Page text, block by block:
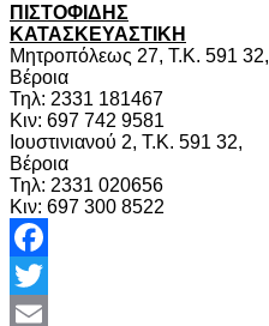
ΠΙΣΤΟΦΙΔΗΣ
ΚΑΤΑΣΚΕΥΑΣΤΙΚΗ
Μητροπόλεως 27, Τ.Κ. 591 32,
Βέροια
Τηλ: 2331 181467
Κιν: 697 742 9581
Ιουστινιανού 2, Τ.Κ. 591 32,
Βέροια
Τηλ: 2331 020656
Κιν: 697 300 8522
Facebook
Twitter